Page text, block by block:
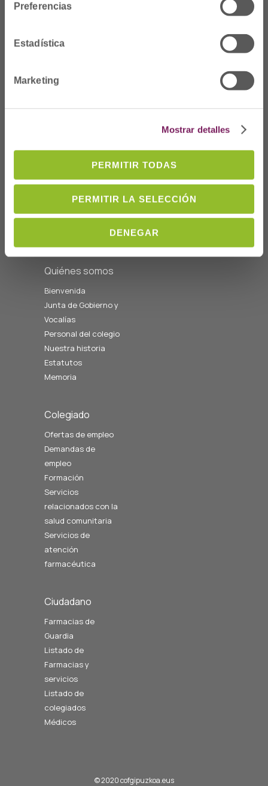
Preferencias
Estadística
Marketing
Mostrar detalles
PERMITIR TODAS
PERMITIR LA SELECCIÓN
DENEGAR
Telf: 943 42 91 14
08:00 a 14:00
cofgipuzkoa@cofgipuzkoa.eus
Quiénes somos
Bienvenida
Junta de Gobierno y
Vocalías
Personal del colegio
Nuestra historia
Estatutos
Memoria
Colegiado
Ofertas de empleo
Demandas de
empleo
Formación
Servicios
relacionados con la
salud comunitaria
Servicios de
atención
farmacéutica
Ciudadano
Farmacias de
Guardia
Listado de
Farmacias y
servicios
Listado de
colegiados
Médicos
© 2020 cofgipuzkoa.eus